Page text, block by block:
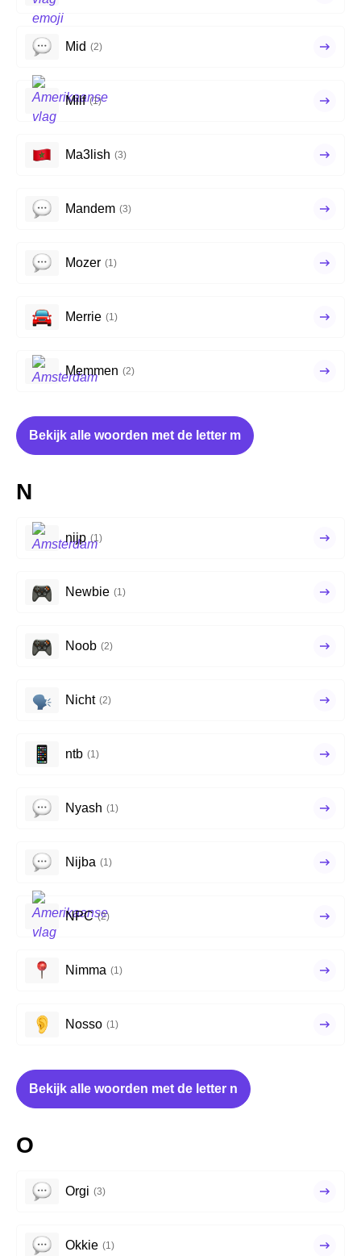
Mid (2)
Milf (1)
Ma3lish (3)
Mandem (3)
Mozer (1)
Merrie (1)
Memmen (2)
Bekijk alle woorden met de letter m
N
nijp (1)
Newbie (1)
Noob (2)
Nicht (2)
ntb (1)
Nyash (1)
Nijba (1)
NPC (2)
Nimma (1)
Nosso (1)
Bekijk alle woorden met de letter n
O
Orgi (3)
Okkie (1)